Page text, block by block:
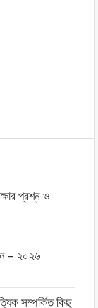
প্রশ্ন ও
– ২০২৬
সম্পর্কিত কিছু